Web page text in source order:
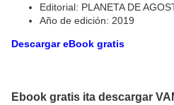
Editorial: PLANETA DE
Año de edición: 2019
Descargar eBook gratis
Ebook gratis ita descargar